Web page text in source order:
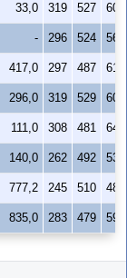
33,0 319 527
- 296 524
417,0 297 487
296,0 319 529
111,0 308 481
140,0 262 492
777,2 245 510
835,0 283 479